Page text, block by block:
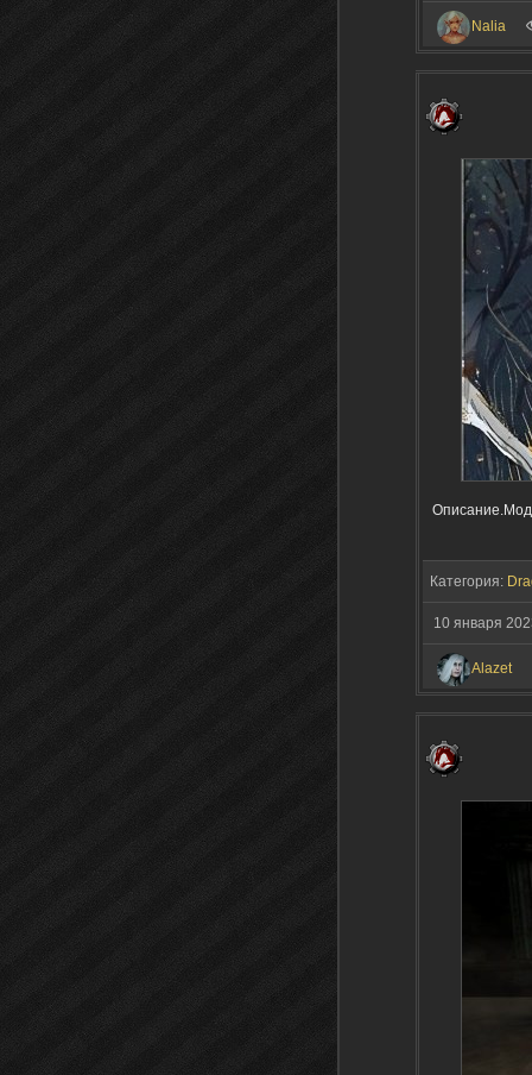
Nalia
Описание.Мод
Категория:
10 января
Alazet